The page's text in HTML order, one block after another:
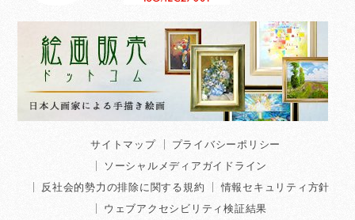
サイトマップ
プライバシーポリシー
ソーシャルメディアガイドライン
反社会的勢力の排除に関する規約
情報セキュリティ方針
ウェブアクセシビリティ検証結果